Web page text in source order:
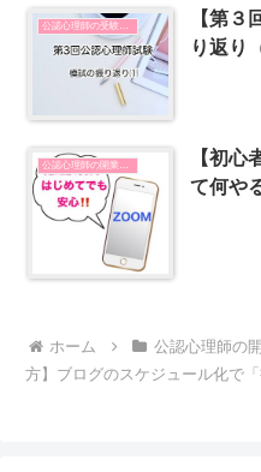
公認心理師の受験勉強
【第３
り返り
公認心理師の開業とSNSの使い方
【初心
て何や
ホーム 公認心理師の
方】ブログのスケジュール化で